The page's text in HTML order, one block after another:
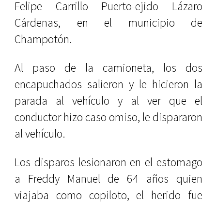
Felipe Carrillo Puerto-ejido Lázaro
Cárdenas, en el municipio de
Champotón.
Al paso de la camioneta, los dos
encapuchados salieron y le hicieron la
parada al vehículo y al ver que el
conductor hizo caso omiso, le dispararon
al vehículo.
Los disparos lesionaron en el estomago
a Freddy Manuel de 64 años quien
viajaba como copiloto, el herido fue